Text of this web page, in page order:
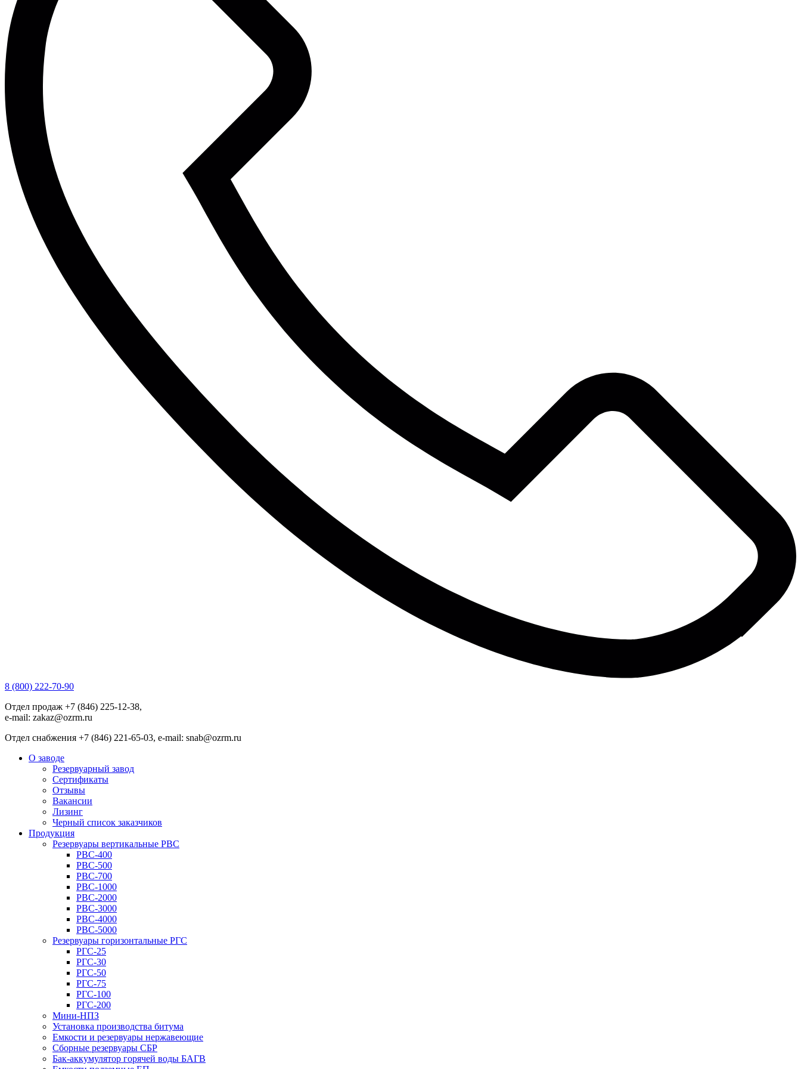
8 (800) 222-70-90
Отдел продаж +7 (846) 225-12-38,
e-mail: zakaz@ozrm.ru
Отдел снабжения +7 (846) 221-65-03, e-mail: snab@ozrm.ru
О заводе
Резервуарный завод
Сертификаты
Отзывы
Вакансии
Лизинг
Черный список заказчиков
Продукция
Резервуары вертикальные РВС
РВС-400
РВС-500
РВС-700
РВС-1000
РВС-2000
РВС-3000
РВС-4000
РВС-5000
Резервуары горизонтальные РГС
РГС-25
РГС-30
РГС-50
РГС-75
РГС-100
РГС-200
Мини-НПЗ
Установка производства битума
Емкости и резервуары нержавеющие
Сборные резервуары СБР
Бак-аккумулятор горячей воды БАГВ